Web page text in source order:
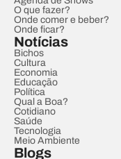
O que fazer?
Onde comer e beber?
Onde ficar?
Notícias
Bichos
Cultura
Economia
Educação
Política
Qual a Boa?
Cotidiano
Saúde
Tecnologia
Meio Ambiente
Blogs